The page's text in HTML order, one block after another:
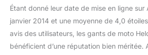
Étant donné leur date de mise en ligne sur
janvier 2014 et une moyenne de 4,0
avis des utilisateurs, les gants de moto
bénéficient d’une réputation bien méritée.